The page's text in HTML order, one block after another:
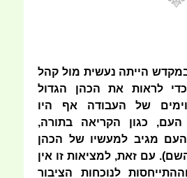
הייתה נעשית מול קהל
לראות את הכהן הגדול
של העבודה אף היו
העם, כגון הקריאה בתורה,
מגיב למעשיו של הכהן
עם זאת, למציאות זו אין
לנוכחות הציבור